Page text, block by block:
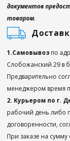
документов
товаром.
1.Самовывоз по
Слобожанский 29 в
Предварительно
менеджером время
2. Курьером по г.
рабочий день либо
договоренности,
При заказе на сумму